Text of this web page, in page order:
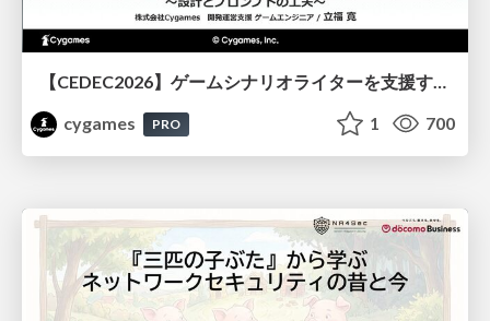
【CEDEC2026】ゲームシナリオライターを支援するAIツール開発の実践 ― 設計とプロンプトの工夫 ―
cygames
PRO 1 700